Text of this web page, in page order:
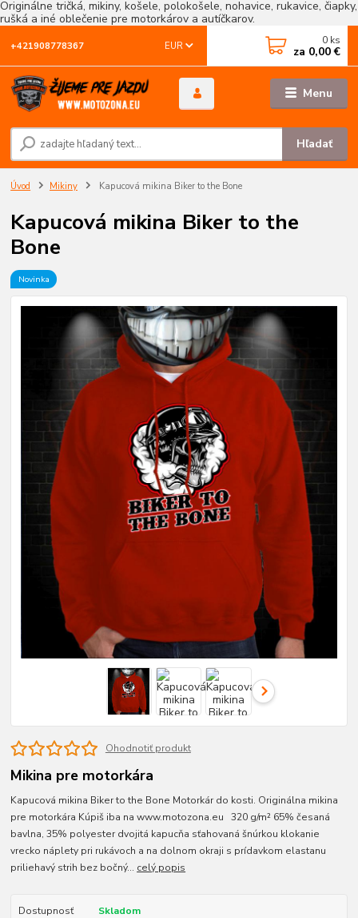
Originálne tričká, mikiny, košele, polokošele, nohavice, rukavice, čiapky,
rušká a iné oblečenie pre motorkárov a autíčkarov.
Menu
EUR
Hľadať
+421908778367 0 ks
za 0,00 €
Úvod Mikiny Kapucová mikina Biker to the Bone
Kapucová mikina Biker to the
Bone
Novinka
Ohodnotiť produkt
Mikina pre motorkára
Kapucová mikina Biker to the Bone Motorkár do kosti. Originálna mikina
pre motorkára Kúpiš iba na www.motozona.eu 320 g/m² 65% česaná
bavlna, 35% polyester dvojitá kapucňa sťahovaná šnúrkou klokanie
vrecko náplety pri rukávoch a na dolnom okraji s prídavkom elastanu
priliehavý strih bez bočný... celý popis
Dostupnosť
Skladom